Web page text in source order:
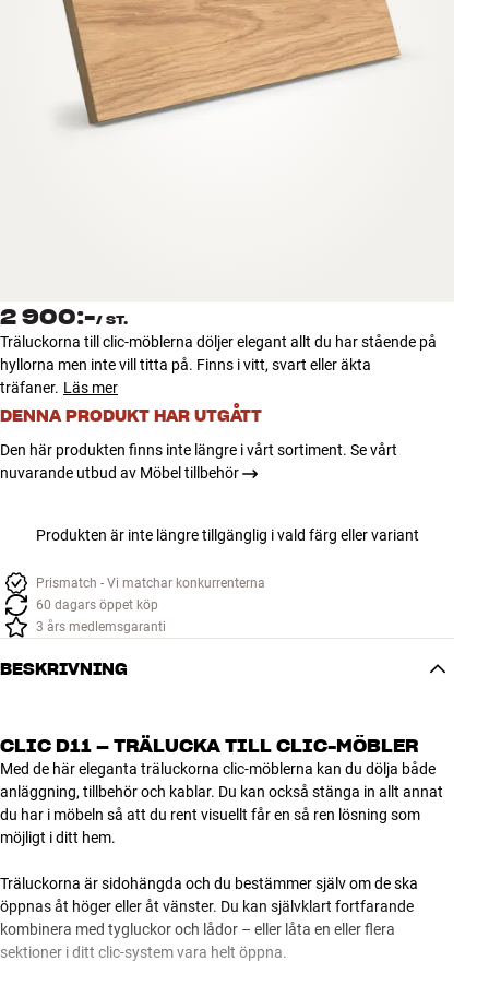
Tillbehör
INSPIRATION
MÄRKEN
Kundtjänst
Logga in
Kundtjänst
Bygg med ljud
Företag
2 900:-/ ST.
Träluckorna till clic-möblerna döljer elegant allt du har stående på
hyllorna men inte vill titta på. Finns i vitt, svart eller äkta
träfaner. Läs mer
DENNA PRODUKT HAR UTGÅTT
Den här produkten finns inte längre i vårt sortiment. Se vårt
nuvarande utbud av Möbel tillbehör
Produkten är inte längre tillgänglig i vald färg eller variant
Prismatch - Vi matchar konkurrenterna
60 dagars öppet köp
3 års medlemsgaranti
BESKRIVNING
CLIC D11 – TRÄLUCKA TILL CLIC-MÖBLER
Med de här eleganta träluckorna clic-möblerna kan du dölja både
anläggning, tillbehör och kablar. Du kan också stänga in allt annat
du har i möbeln så att du rent visuellt får en så ren lösning som
möjligt i ditt hem.
Träluckorna är sidohängda och du bestämmer själv om de ska
öppnas åt höger eller åt vänster. Du kan självklart fortfarande
kombinera med tygluckor och lådor – eller låta en eller flera
sektioner i ditt clic-system vara helt öppna.